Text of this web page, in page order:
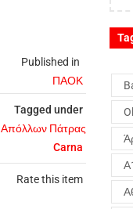
Published in
ΠΑΟΚ
Tagged under
Απόλλων Πάτρας
Carna
Rate this item